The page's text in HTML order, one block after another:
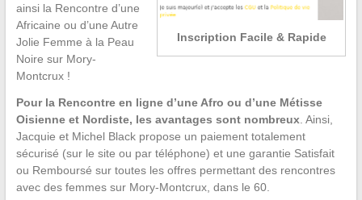
Inscription Facile & Rapide
ainsi la Rencontre d’une
Africaine ou d’une Autre
Jolie Femme à la Peau
Noire sur Mory-
Montcrux !
Pour la Rencontre en ligne d’une Afro ou d’une Métisse
Oisienne et Nordiste, les avantages sont nombreux. Ainsi,
Jacquie et Michel Black propose un paiement totalement
sécurisé (sur le site ou par téléphone) et une garantie Satisfait
ou Remboursé sur toutes les offres permettant des rencontres
avec des femmes sur Mory-Montcrux, dans le 60.